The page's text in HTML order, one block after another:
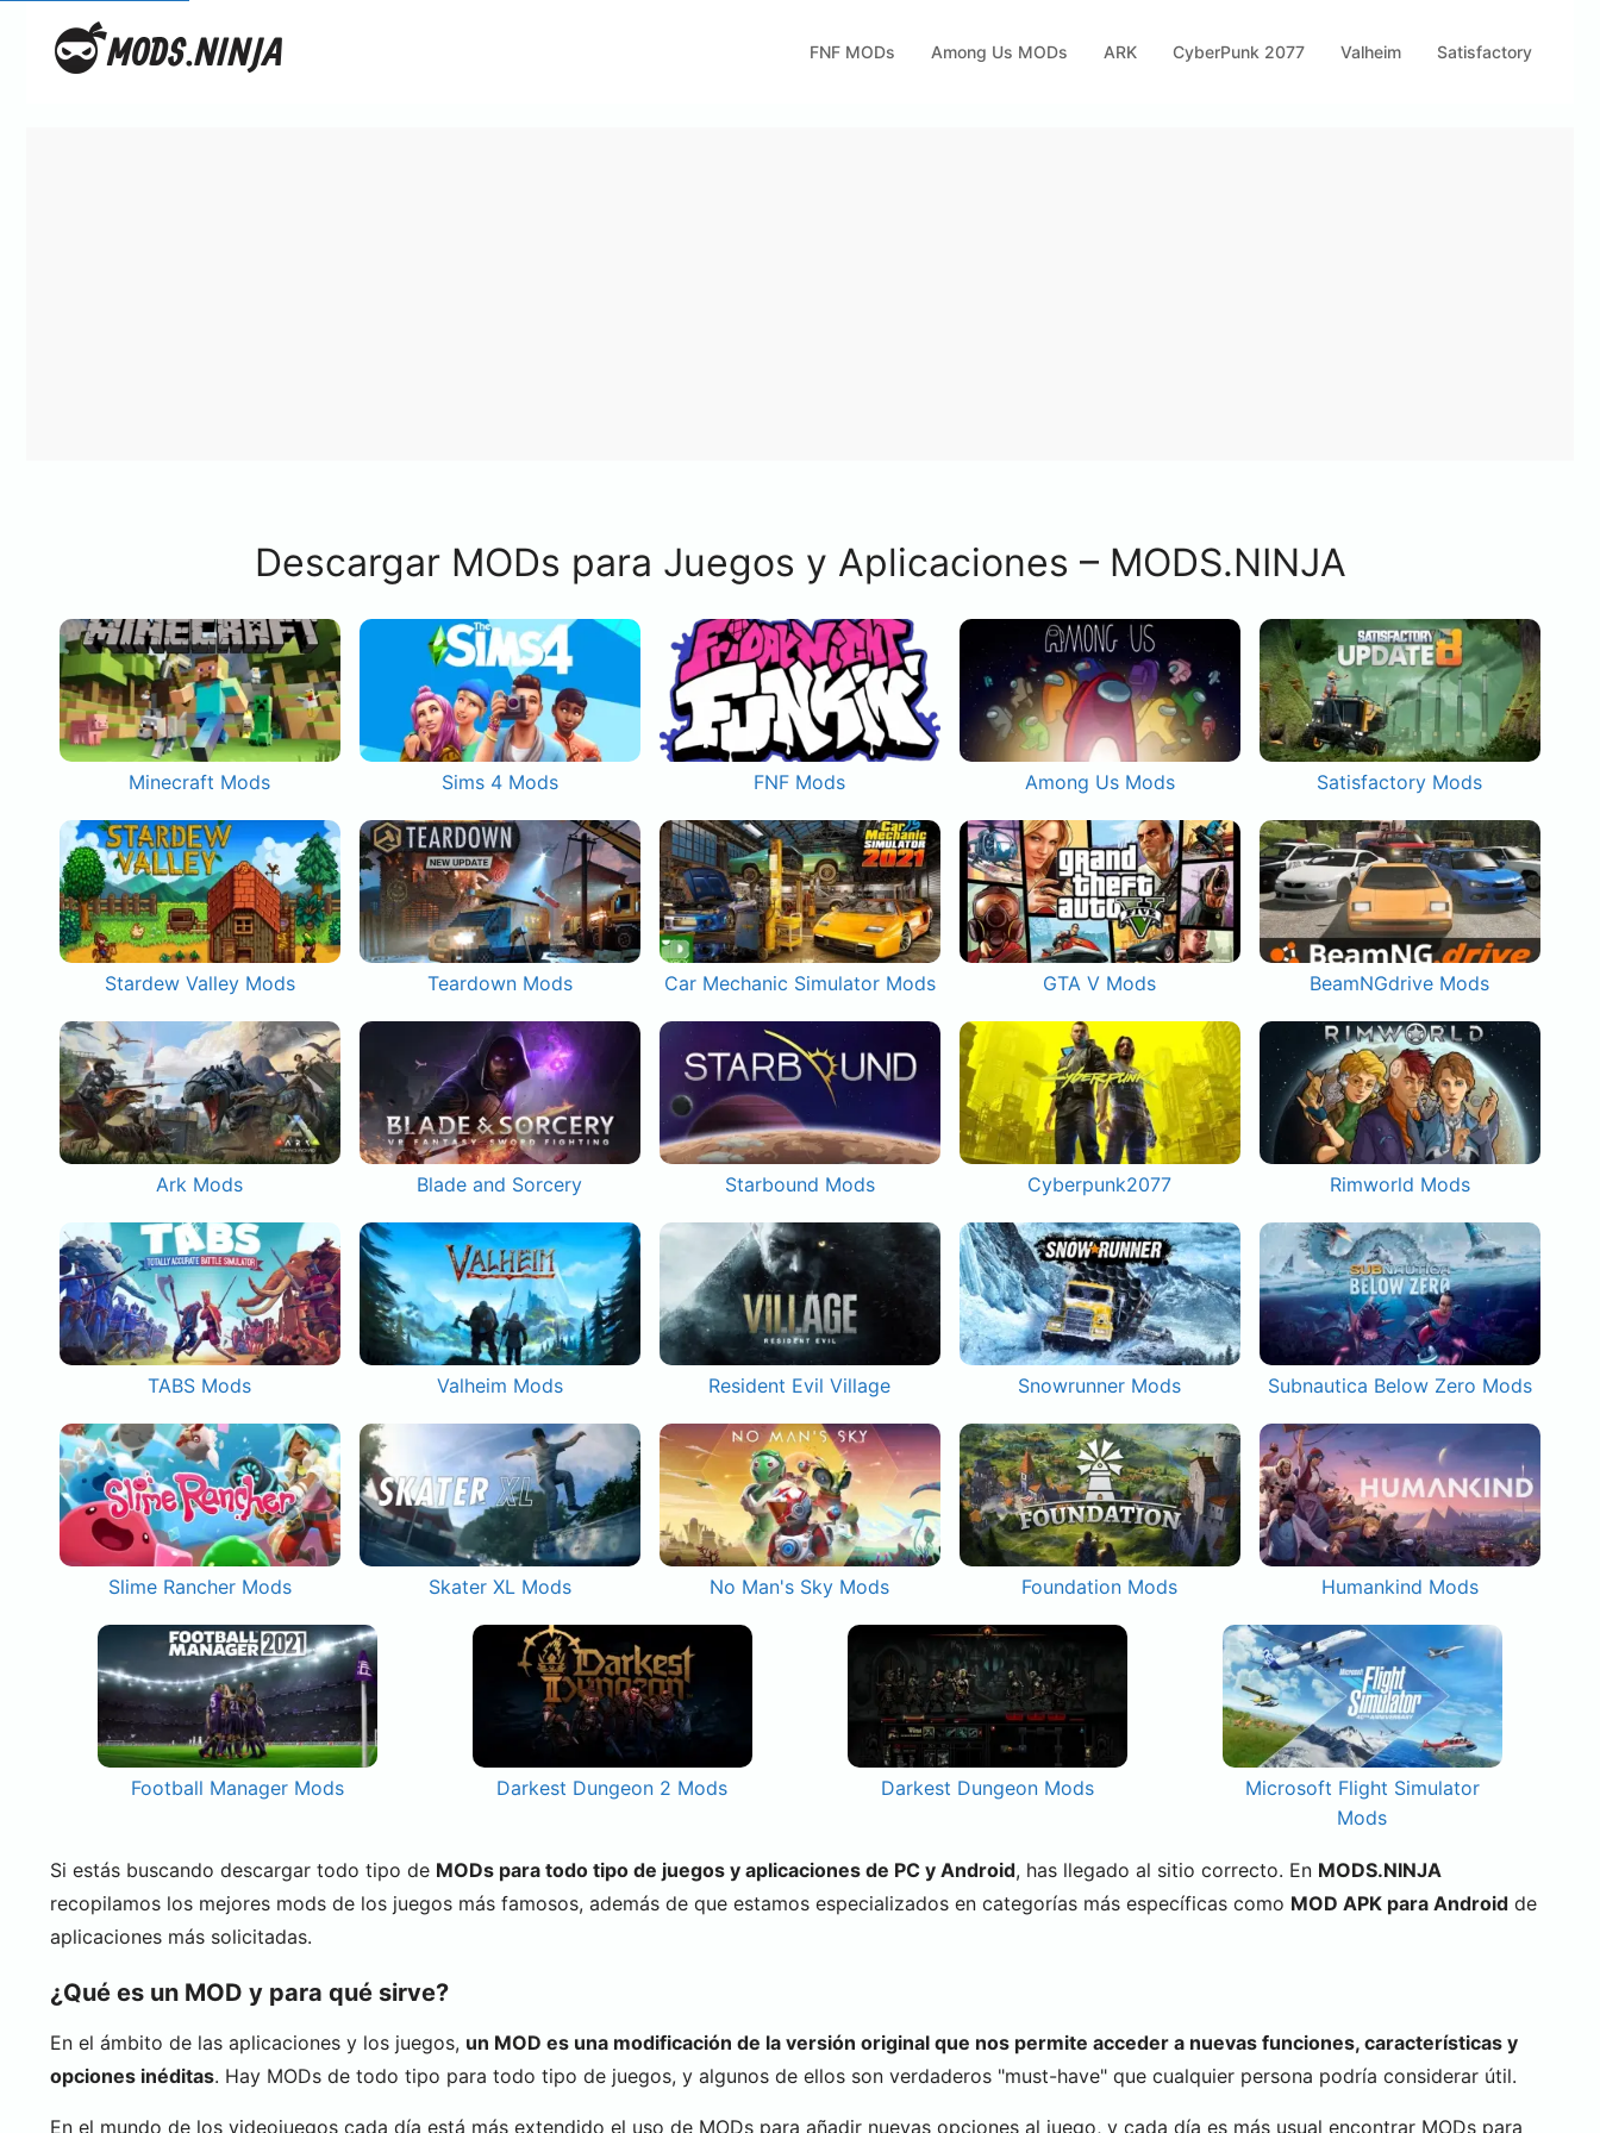
FNF MODs Among Us MODs ARK CyberPunk 2077 Valheim Satisfactory
Descargar MODs para Juegos y Aplicaciones – MODS.NINJA
Minecraft Mods Sims 4 Mods FNF Mods Among Us Mods Satisfactory Mods
Stardew Valley Mods Teardown Mods Car Mechanic Simulator Mods GTA V Mods BeamNGdrive Mods
Ark Mods Blade and Sorcery Starbound Mods Cyberpunk2077 Rimworld Mods
TABS Mods Valheim Mods Resident Evil Village Snowrunner Mods Subnautica Below Zero Mods
Slime Rancher Mods Skater XL Mods No Man's Sky Mods Foundation Mods Humankind Mods
Football Manager Mods Darkest Dungeon 2 Mods Darkest Dungeon Mods
Microsoft Flight Simulator
Mods
Si estás buscando descargar todo tipo de MODs para todo tipo de juegos y aplicaciones de PC y Android, has llegado al sitio correcto. En MODS.NINJA
recopilamos los mejores mods de los juegos más famosos, además de que estamos especializados en categorías más específicas como MOD APK para Android de
aplicaciones más solicitadas.
¿Qué es un MOD y para qué sirve?
En el ámbito de las aplicaciones y los juegos, un MOD es una modificación de la versión original que nos permite acceder a nuevas funciones, características y
opciones inéditas. Hay MODs de todo tipo para todo tipo de juegos, y algunos de ellos son verdaderos "must-have" que cualquier persona podría considerar útil.
En el mundo de los videojuegos cada día está más extendido el uso de MODs para añadir nuevas opciones al juego, y cada día es más usual encontrar MODs para